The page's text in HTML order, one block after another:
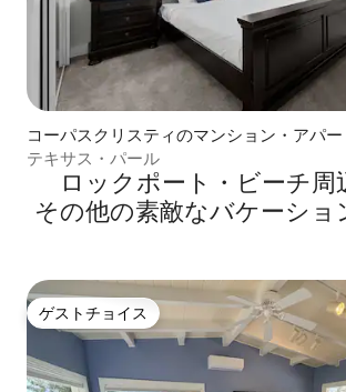
コーパスクリスティのマンション・アパー
テキサス・パール
ロックポート・ビーチ⁠周⁠
そ⁠の⁠他⁠の素⁠敵⁠なバ⁠ケ⁠ー⁠シ⁠ョ⁠
ゲストチョイス
ゲストチョイス